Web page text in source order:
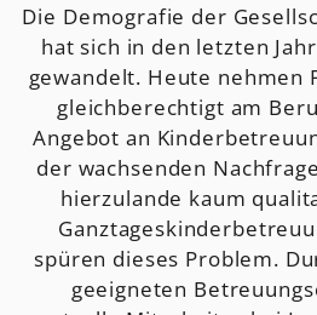
Die Demografie der
hat sich in den letzten
gewandelt. Heute nehmen
gleichberechtigt am
Angebot an
der wachsenden
hierzulande kaum
spüren dieses Problem.
geeigneten